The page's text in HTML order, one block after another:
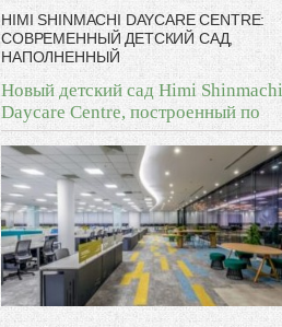
HIMI SHINMACHI DAYCARE CENTRE:
СОВРЕМЕННЫЙ ДЕТСКИЙ САД,
НАПОЛНЕННЫЙ
Новый детский сад Himi Shinmachi
Daycare Centre, построенный по